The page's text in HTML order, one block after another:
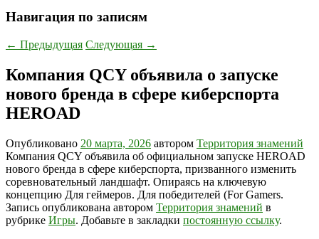
Навигация по записям
← Предыдущая Следующая →
Компания QCY объявила о запуске
нового бренда в сфере киберспорта
HEROAD
Опубликовано 20 марта, 2026 автором Территория знамений
Компания QCY объявила об официальном запуске HEROAD
нового бренда в сфере киберспорта, призванного изменить
соревновательный ландшафт. Опираясь на ключевую
концепцию Для геймеров. Для победителей (For Gamers.
Запись опубликована автором Территория знамений в
рубрике Игры. Добавьте в закладки постоянную ссылку.